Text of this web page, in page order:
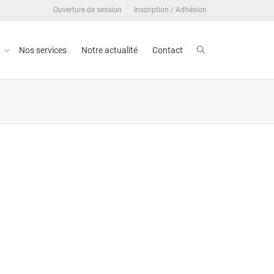
Ouverture de session Inscription / Adhésion
Nos services Notre actualité Contact